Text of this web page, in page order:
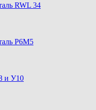
RWL 34
Р6М5
и У10